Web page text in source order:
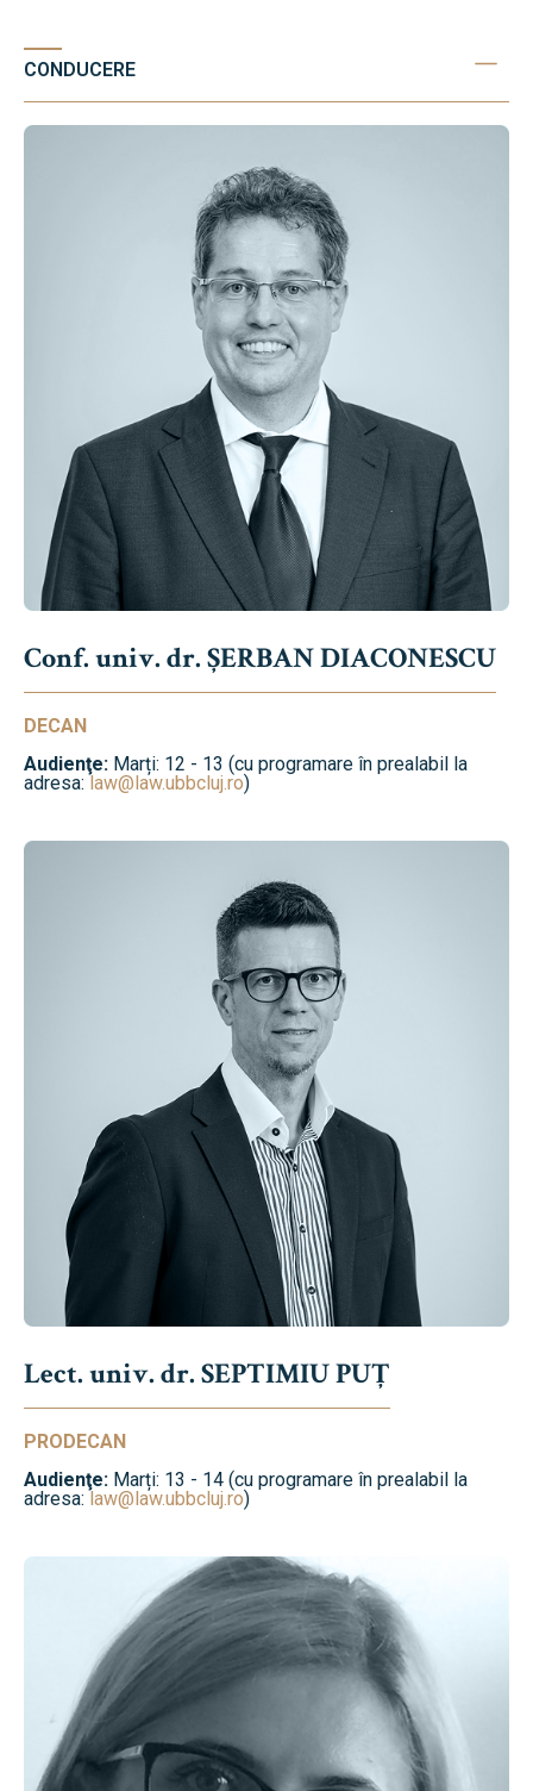
CONDUCERE
Conf. univ. dr. ȘERBAN DIACONESCU
DECAN
Audienţe: Marți: 12 - 13 (cu programare în prealabil la
adresa:law@law.ubbcluj.ro)
Lect. univ. dr. SEPTIMIU PUȚ
PRODECAN
Audienţe: Marți: 13 - 14 (cu programare în prealabil la
adresa:law@law.ubbcluj.ro)